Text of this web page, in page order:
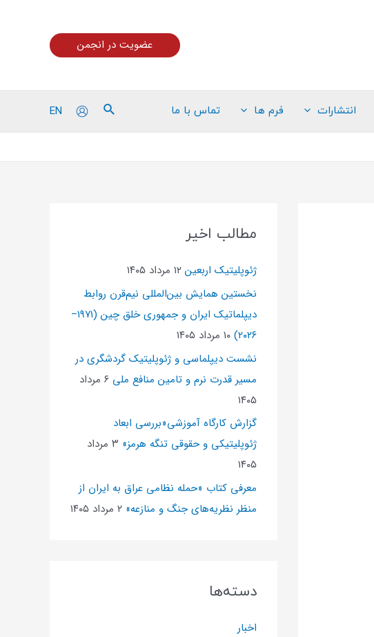
عضویت در انجمن
انتشارات فرم ها تماس با ما EN
مطالب اخیر
ژئوپلیتیک اربعین ۱۲ مرداد ۱۴۰۵
نخستین همایش بین‌المللی نیم‌قرن روابط
دیپلماتیک ایران و جمهوری خلق چین (۱۹۷۱–
۲۰۲۶) ۱۰ مرداد ۱۴۰۵
نشست دیپلماسی و ژئو‌پلیتیک گردشگری در
مسیر قدرت نرم و تامین منافع ملی
۶ مرداد
۱۴۰۵
گزارش کارگاه آموزشی«بررسی ابعاد
ژئوپلیتیکی و حقوقی تنگه هرمز»
۳ مرداد
۱۴۰۵
معرفی کتاب «حمله نظامی عراق به ایران از
منظر نظریه‌های جنگ و منازعه» ۲ مرداد ۱۴۰۵
دسته‌ها
اخبار